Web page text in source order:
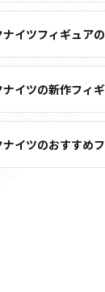
ナイツフィギュア
ナイツの新作フィ
ナイツのおすすめ